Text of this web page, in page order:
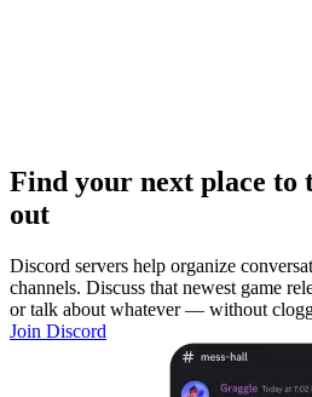
Find your next place to
out
Discord servers help organize
channels. Discuss that newest game
or talk about whatever — without
Join Discord